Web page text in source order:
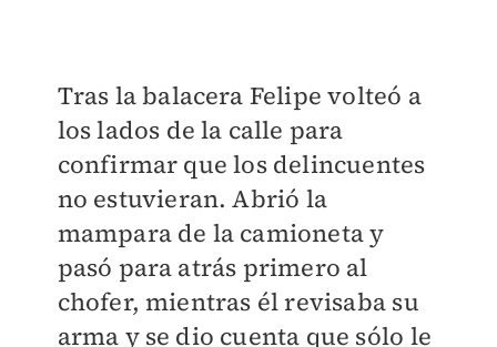
Tras la balacera Felipe volteó a
los lados de la calle para
confirmar que los delincuentes
no estuvieran. Abrió la
mampara de la camioneta y
pasó para atrás primero al
chofer, mientras él revisaba su
arma y se dio cuenta que sólo le